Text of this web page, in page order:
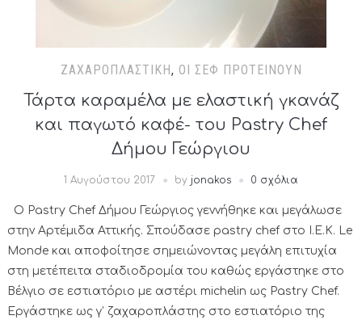
ΖΑΧΑΡΟΠΛΑΣΤΙΚΉ, ΟΙ ΣΕΦ ΠΡΟΤΕΊΝΟΥΝ
Τάρτα καραμέλα με ελαστική γκανάζ
και παγωτό καφέ- του Pastry Chef
Δήμου Γεώργιου
1 Αυγούστου 2017 by jonakos 0 σχόλια
Ο Pastry Chef Δήμου Γεώργιος γεννήθηκε και μεγάλωσε
στην Αρτέμιδα Αττικής. Σπούδασε pastry chef στο Ι.Ε.Κ. Le
Monde και αποφοίτησε σημειώνοντας μεγάλη επιτυχία
στη μετέπειτα σταδιοδρομία του καθώς εργάστηκε στο
Βέλγιο σε εστιατόριο με αστέρι michelin ως Pastry Chef.
Εργάστηκε ως γ’ ζαχαροπλάστης στο εστιατόριο της